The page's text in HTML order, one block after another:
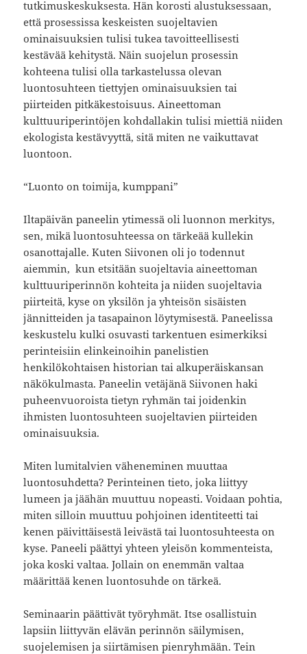
tutkimuskeskuksesta. Hän korosti alustuksessaan,
että prosessissa keskeisten suojeltavien
ominaisuuksien tulisi tukea tavoitteellisesti
kestävää kehitystä. Näin suojelun prosessin
kohteena tulisi olla tarkastelussa olevan
luontosuhteen tiettyjen ominaisuuksien tai
piirteiden pitkäkestoisuus. Aineettoman
kulttuuriperintöjen kohdallakin tulisi miettiä niiden
ekologista kestävyyttä, sitä miten ne vaikuttavat
luontoon.
“Luonto on toimija, kumppani”
Iltapäivän paneelin ytimessä oli luonnon merkitys,
sen, mikä luontosuhteessa on tärkeää kullekin
osanottajalle. Kuten Siivonen oli jo todennut
aiemmin, kun etsitään suojeltavia aineettoman
kulttuuriperinnön kohteita ja niiden suojeltavia
piirteitä, kyse on yksilön ja yhteisön sisäisten
jännitteiden ja tasapainon löytymisestä. Paneelissa
keskustelu kulki osuvasti tarkentuen esimerkiksi
perinteisiin elinkeinoihin panelistien
henkilökohtaisen historian tai alkuperäiskansan
näkökulmasta. Paneelin vetäjänä Siivonen haki
puheenvuoroista tietyn ryhmän tai joidenkin
ihmisten luontosuhteen suojeltavien piirteiden
ominaisuuksia.
Miten lumitalvien väheneminen muuttaa
luontosuhdetta? Perinteinen tieto, joka liittyy
lumeen ja jäähän muuttuu nopeasti. Voidaan pohtia,
miten silloin muuttuu pohjoinen identiteetti tai
kenen päivittäisestä leivästä tai luontosuhteesta on
kyse. Paneeli päättyi yhteen yleisön kommenteista,
joka koski valtaa. Jollain on enemmän valtaa
määrittää kenen luontosuhde on tärkeä.
Seminaarin päättivät työryhmät. Itse osallistuin
lapsiin liittyvän elävän perinnön säilymisen,
suojelemisen ja siirtämisen pienryhmään. Tein